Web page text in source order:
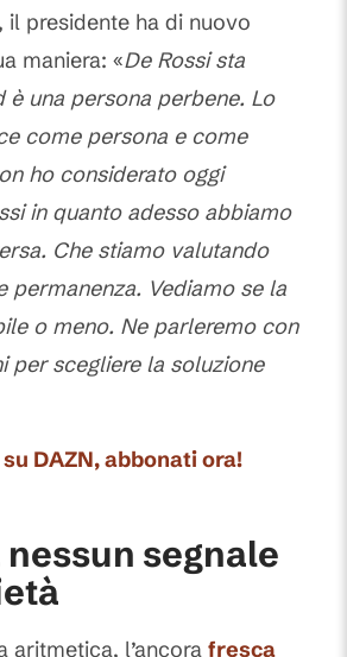
il presidente ha di nuovo
maniera: «De Rossi sta
è una persona perbene. Lo
come persona e come
ho considerato oggi
in quanto adesso abbiamo
Che stiamo valutando
permanenza. Vediamo se la
o meno. Ne parleremo con
per scegliere la soluzione
DAZN, abbonati ora!
nessun segnale
aritmetica, l’ancora fresca